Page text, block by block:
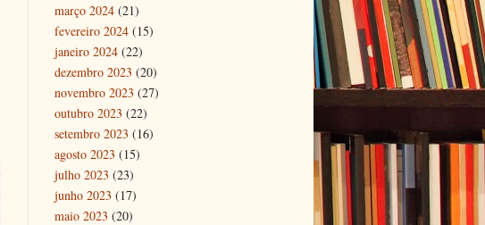
março 2024 (21)
fevereiro 2024 (15)
janeiro 2024 (22)
dezembro 2023 (20)
novembro 2023 (27)
outubro 2023 (22)
setembro 2023 (16)
agosto 2023 (15)
julho 2023 (23)
junho 2023 (17)
maio 2023 (20)